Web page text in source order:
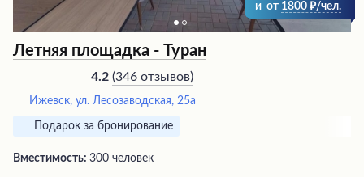
и от 1800 /чел.
Летняя площадка - Туран
4.2 (346 отзывов)
Ижевск, ул. Лесозаводская, 25а
Подарок за бронирование
Вместимость: 300 человек